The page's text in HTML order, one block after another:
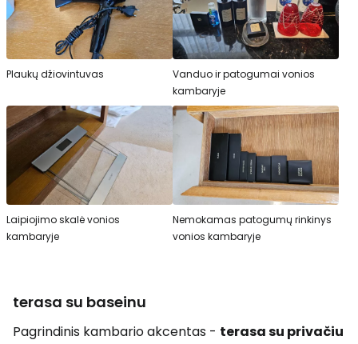
Plaukų džiovintuvas
Vanduo ir patogumai vonios
kambaryje
Laipiojimo skalė vonios
kambaryje
Nemokamas patogumų rinkinys
vonios kambaryje
terasa su baseinu
Pagrindinis kambario akcentas - terasa su privačiu